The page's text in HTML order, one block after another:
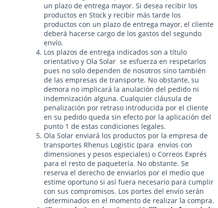
un plazo de entrega mayor. Si desea recibir los
productos en Stock y recibir más tarde los
productos con un plazo de entrega mayor, el cliente
deberá hacerse cargo de los gastos del segundo
envío.
Los plazos de entrega indicados son a título
orientativo y Ola Solar se esfuerza en respetarlos
pues no solo dependen de nosotros sino también
de las empresas de transporte. No obstante, su
demora no implicará la anulación del pedido ni
indemnización alguna. Cualquier cláusula de
penalización por retraso introducida por el cliente
en su pedido queda sin efecto por la aplicación del
punto 1 de estas condiciones legales.
Ola Solar enviará los productos por la empresa de
transportes Rhenus Logistic (para envíos con
dimensiones y pesos especiales) o Correos Exprés
para el resto de paquetería. No obstante. Se
reserva el derecho de enviarlos por el medio que
estime oportuno si así fuera necesario para cumplir
con sus compromisos. Los portes del envío serán
determinados en el momento de realizar la compra.